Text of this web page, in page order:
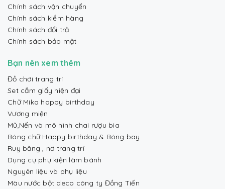
Chính sách vận chuyển
Chính sách kiểm hàng
Chính sách đổi trả
Chính sách bảo mật
Bạn nên xem thêm
Đồ chơi trang trí
Set cắm giấy hiện đại
Chữ Mika happy birthday
Vương miện
Mũ,Nến và mô hình chai rượu bia
Bóng chữ Happy birthday & Bóng bay
Ruy băng , nơ trang trí
Dụng cụ phụ kiện làm bánh
Nguyên liệu và phụ liệu
Màu nước bột deco công ty Đồng Tiến